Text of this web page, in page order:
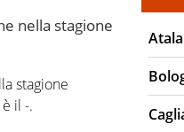
nella stagione
stagione
il -.